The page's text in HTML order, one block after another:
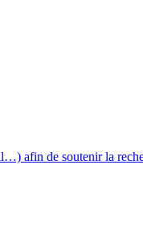
afin de soutenir la